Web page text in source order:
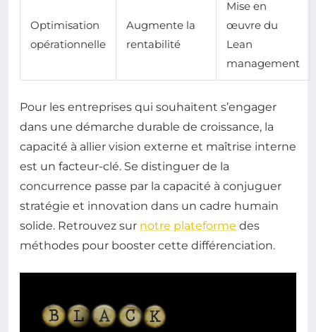
Optimisation
opérationnelle
Augmente la
rentabilité
Mise en
œuvre du
Lean
management
Pour les entreprises qui souhaitent s’engager
dans une démarche durable de croissance, la
capacité à allier vision externe et maîtrise interne
est un facteur-clé. Se distinguer de la
concurrence passe par la capacité à conjuguer
stratégie et innovation dans un cadre humain
solide. Retrouvez sur notre plateforme des
méthodes pour booster cette différenciation.